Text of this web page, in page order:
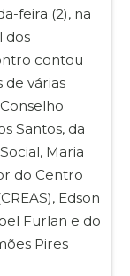
feira (2), na
dos
contou
várias
Santos, da
Maria
do Centro
Edson
Furlan e do
Pires